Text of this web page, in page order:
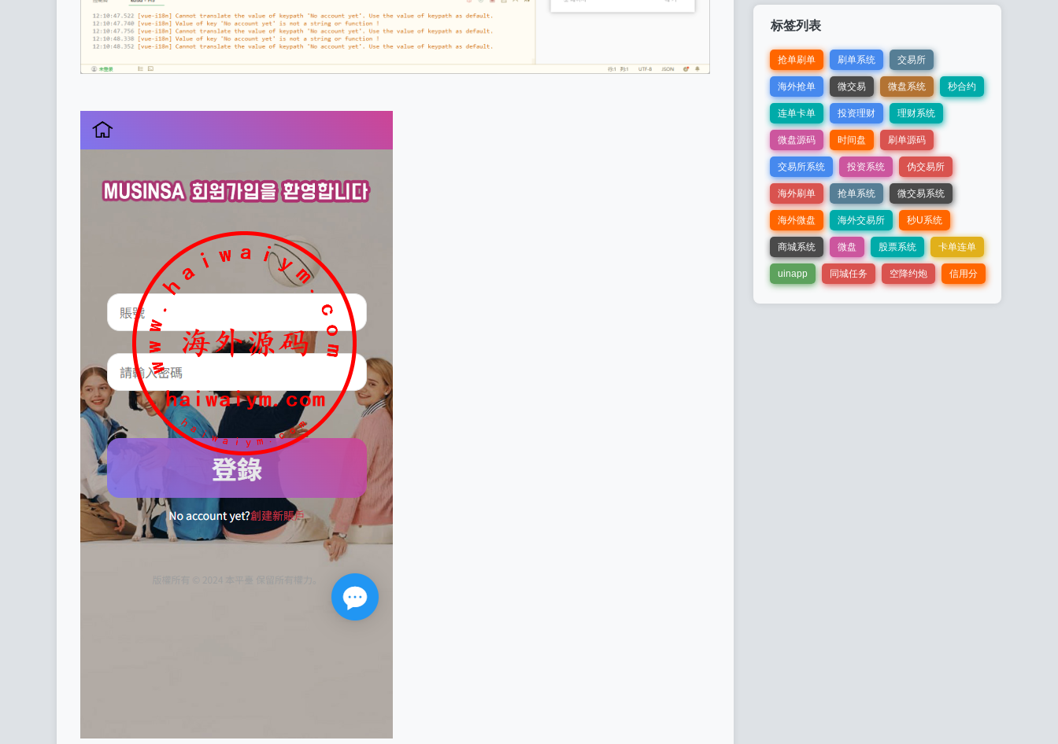
标签列表
抢单刷单 刷单系统 交易所
海外抢单 微交易 微盘系统 秒合约
连单卡单 投资理财 理财系统
微盘源码 时间盘 刷单源码
交易所系统 投资系统 伪交易所
海外刷单 抢单系统 微交易系统
海外微盘 海外交易所 秒U系统
商城系统 微盘 股票系统 卡单连单
uinapp 同城任务 空降约炮 信用分